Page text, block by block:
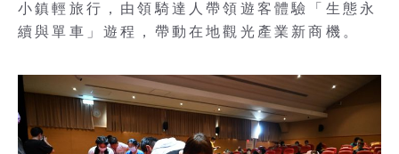
小鎮輕旅行，由領騎達人帶領遊客體驗「生態永
續與單車」遊程，帶動在地觀光產業新商機。